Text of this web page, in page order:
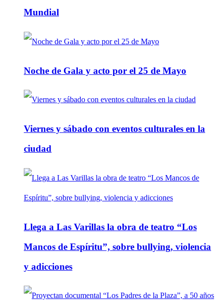
Mundial
Noche de Gala y acto por el 25 de Mayo
Viernes y sábado con eventos culturales en la
ciudad
Llega a Las Varillas la obra de teatro “Los
Mancos de Espíritu”, sobre bullying, violencia
y adicciones